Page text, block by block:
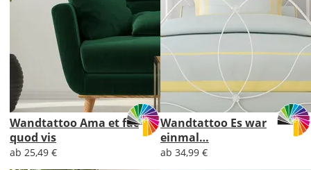
Wandtattoo Ama et fac
quod vis
ab 25,49 €
Wandtattoo Es war
einmal…
ab 34,99 €